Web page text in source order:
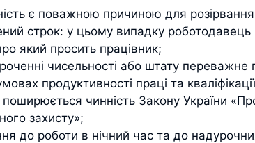
є поважною причиною для
строк: у цьому випадку роботодавець
який просить працівник;
чисельності або штату
продуктивності праці та
чинність Закону України «Про
захисту»;
до роботи в нічний час та до